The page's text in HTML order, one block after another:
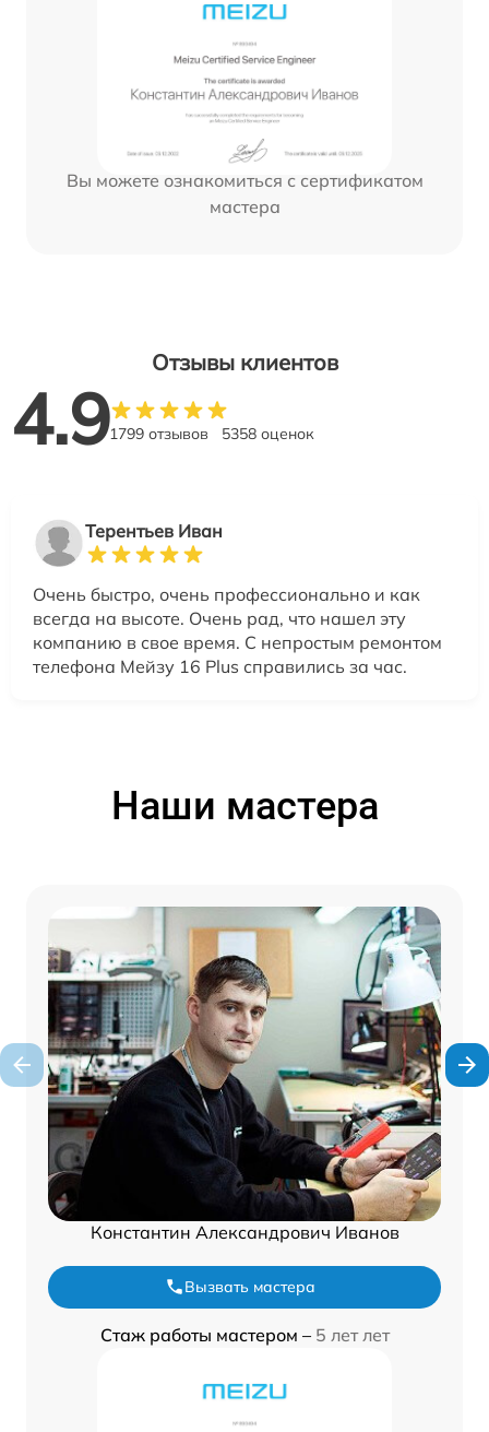
Вы можете ознакомиться с сертификатом
мастера
Отзывы клиентов
4.91799 отзывов 5358 оценок
Терентьев Иван
Очень быстро, очень профессионально и как
всегда на высоте. Очень рад, что нашел эту
компанию в свое время. С непростым ремонтом
телефона Мейзу 16 Plus справились за час.
Наши мастера
Константин Александрович Иванов
Вызвать мастера
Стаж работы мастером – 5 лет лет